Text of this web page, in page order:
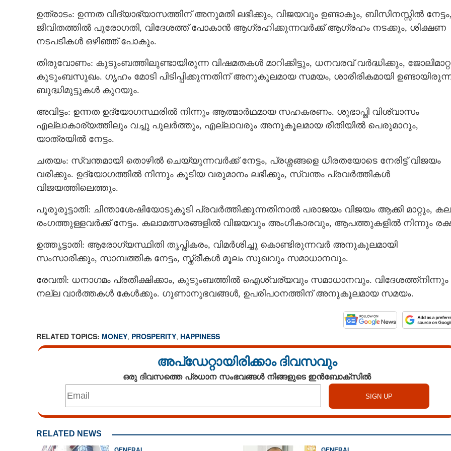
ഉത്രാടം: ഉന്നത വിദ്യാഭ്യാസത്തിന് അനുമതി ലഭിക്കും, വിജയവും ഉണ്ടാകും, ബിസിനസ്സിൽ നേട്ടം,
ജീവിതത്തിൽ പുരോഗതി, വിദേശത്ത് പോകാൻ ആഗ്രഹിക്കുന്നവർക്ക് ആഗ്രഹം നടക്കും, ശിക്ഷണ
നടപടികൾ ഒഴിഞ്ഞ് പോകും.
തിരുവോണം: കുടുംബത്തിലുണ്ടായിരുന്ന വിഷമതകൾ മാറിക്കിട്ടും, ധനവരവ് വർദ്ധിക്കും,
കുടുംബസുഖം. ഗൃഹം മോടി പിടിപ്പിക്കുന്നതിന് അനുകൂലമായ സമയം, ശാരീരികമായി
ബുദ്ധിമുട്ടുകൾ കുറയും.
അവിട്ടം: ഉന്നത ഉദ്യോഗസ്ഥരിൽ നിന്നും ആത്മാർഥമായ സഹകരണം. ശുഭാപ്തി വിശ്വാസം
എല്ലാകാര്യത്തിലും വച്ചു പുലർത്തും, എല്ലാവരും അനുകൂലമായ രീതിയിൽ പെരുമാറും,
യാത്രയിൽ നേട്ടം.
ചതയം: സ്വന്തമായി തൊഴിൽ ചെയ്യുന്നവർക്ക് നേട്ടം, പ്രശ്നങ്ങളെ ധീരതയോടെ നേരിട്ട് വിജയം
വരിക്കും. ഉദ്യോഗത്തിൽ നിന്നും കൂടിയ വരുമാനം ലഭിക്കും, സ്വന്തം പ്രവർത്തികൾ
വിജയത്തിലെത്തും.
പൂരുരുട്ടാതി: ചിന്താശേഷിയോടുകൂടി പ്രവർത്തിക്കുന്നതിനാൽ പരാജയം വിജയം ആക്കി മാറ്റും,
രംഗത്തുള്ളവർക്ക് നേട്ടം. കലാമത്സരങ്ങളിൽ വിജയവും അംഗീകാരവും, ആപത്തുകളിൽ നിന്നും
ഉത്തൃട്ടാതി: ആരോഗ്യസ്ഥിതി തൃപ്തികരം, വിമർശിച്ചു കൊണ്ടിരുന്നവർ അനുകൂലമായി
സംസാരിക്കും, സാമ്പത്തിക നേട്ടം, സ്ത്രീകൾ മൂലം സുഖവും സമാധാനവും.
രേവതി: ധനാഗമം പ്രതീക്ഷിക്കാം, കുടുംബത്തിൽ ഐശ്വര്യവും സമാധാനവും. വിദേശത്ത്നിന്നും
നല്ല വാർത്തകൾ കേൾക്കും. ഗുണാനുഭവങ്ങൾ, ഉപരിപഠനത്തിന് അനുകൂലമായ സമയം.
RELATED TOPICS: MONEY, PROSPERITY, HAPPINESS
അപ്ഡേറ്റായിരിക്കാം ദിവസവും
ഒരു ദിവസത്തെ പ്രധാന സംഭവങ്ങൾ നിങ്ങളുടെ ഇൻബോക്സിൽ
RELATED NEWS